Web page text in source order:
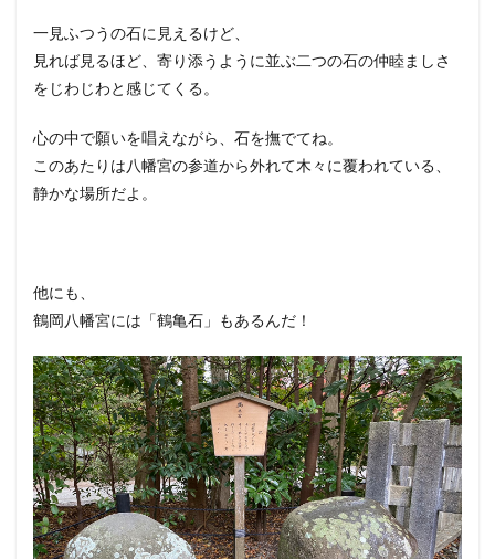
一見ふつうの石に見えるけど、
見れば見るほど、寄り添うように並ぶ二つの石の仲睦ましさ
をじわじわと感じてくる。
心の中で願いを唱えながら、石を撫でてね。
このあたりは八幡宮の参道から外れて木々に覆われている、
静かな場所だよ。
他にも、
鶴岡八幡宮には「鶴亀石」もあるんだ！